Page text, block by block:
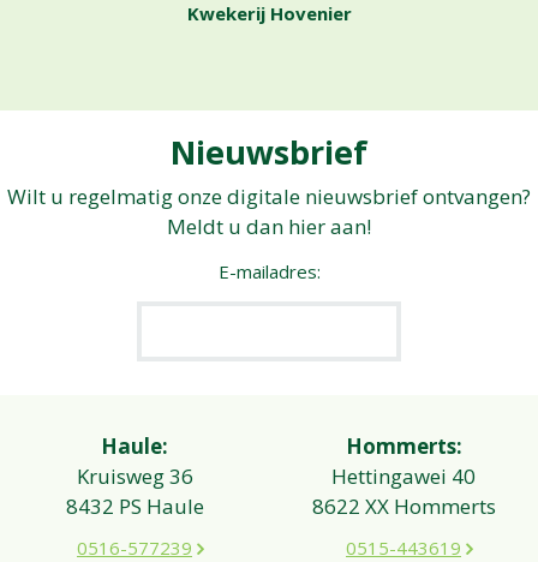
Kwekerij Hovenier
Nieuwsbrief
Wilt u regelmatig onze digitale nieuwsbrief ontvangen?
Meldt u dan hier aan!
E-mailadres:
Haule:
Kruisweg 36
8432 PS Haule
0516-577239
Hommerts:
Hettingawei 40
8622 XX Hommerts
0515-443619